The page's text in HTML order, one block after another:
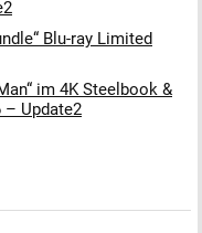
Blu-ray Limited
im 4K Steelbook &
– Update2